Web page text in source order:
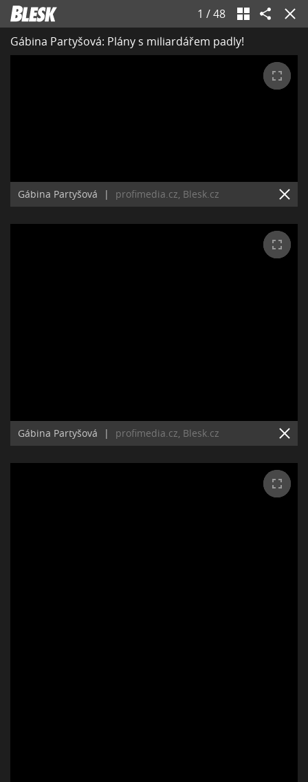
1 /48
Gábina Partyšová: Plány s miliardářem padly!
Gábina Partyšová | profimedia.cz, Blesk.cz
Gábina Partyšová | profimedia.cz, Blesk.cz